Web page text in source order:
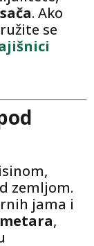
. Ako
se
zemljom.
jama i
,